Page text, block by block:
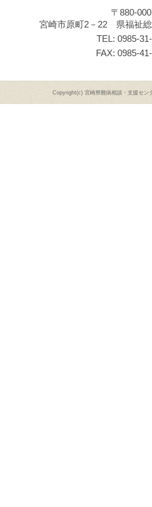
〒880-
宮崎市原町2－22 県福祉
TEL: 0985-
FAX: 0985-
Copyright(c) 宮崎県難病相談・支援セ